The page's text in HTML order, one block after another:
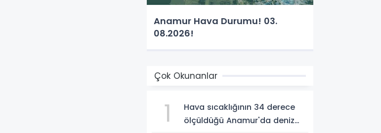
Anamur Hava Durumu! 03.
08.2026!
Çok Okunanlar
1
Hava sıcaklığının 34 derece
ölçüldüğü Anamur'da deniz